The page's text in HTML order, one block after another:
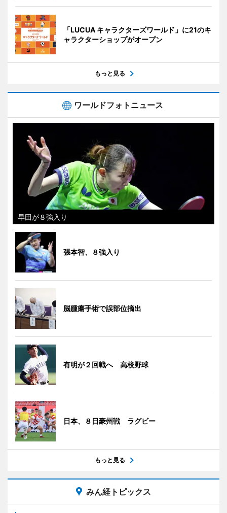
「LUCUA キャラクターズワールド」に21のキ
ャラクターショップがオープン
もっと見る
ワールドフォトニュース
早田が８強入り
張本智、８強入り
脳腫瘍手術で誤部位摘出
有明が２回戦へ 高校野球
日本、８日豪州戦 ラグビー
もっと見る
みん経トピックス